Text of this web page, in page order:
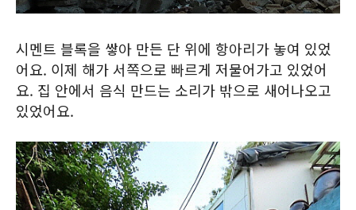
시멘트 블록을 쌓아 만든 단 위에 항아리가 놓여 있었
어요. 이제 해가 서쪽으로 빠르게 저물어가고 있었어
요. 집 안에서 음식 만드는 소리가 밖으로 새어나오고
있었어요.